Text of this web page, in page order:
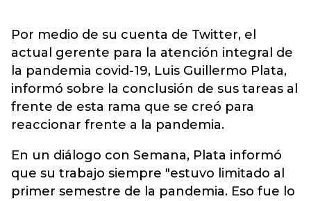
Por medio de su cuenta de Twitter, el
actual gerente para la atención integral de
la pandemia covid-19, Luis Guillermo Plata,
informó sobre la conclusión de sus tareas al
frente de esta rama que se creó para
reaccionar frente a la pandemia.
En un diálogo con Semana, Plata informó
que su trabajo siempre "estuvo limitado al
primer semestre de la pandemia. Eso fue lo